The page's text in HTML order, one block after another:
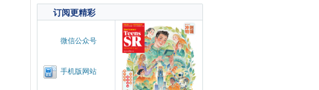
订阅更精彩
微信公众号
手机版网站